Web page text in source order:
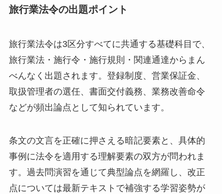
旅行業法令の出題ポイント
旅行業法令は3区分すべてに共通する基礎科目で、
旅行業法・施行令・施行規則・関連通達からまん
べんなく出題されます。登録制度、営業保証金、
取扱管理者の選任、書面交付義務、業務改善命令
などが頻出論点として知られています。
条文の文言を正確に押さえる暗記要素と、具体的
事例に法令を適用する理解要素の双方が問われま
す。過去問演習を通じて典型論点を網羅し、改正
点については最新テキストで補強する学習姿勢が